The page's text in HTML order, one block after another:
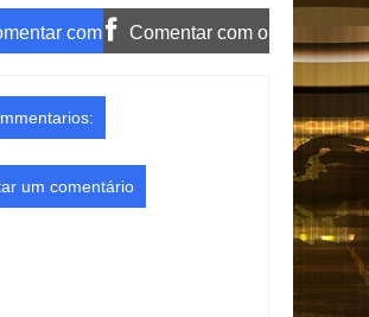
com Comentar com o
um comentário